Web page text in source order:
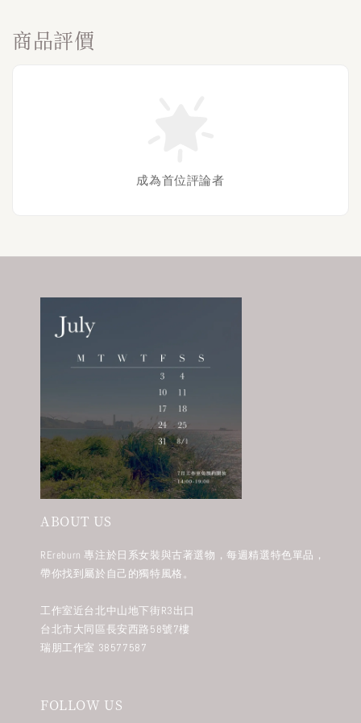
商品評價
成為首位評論者
ABOUT US
REreburn 專注於日系女裝與古著選物，每週精選特色單品，
帶你找到屬於自己的獨特風格。
工作室近台北中山地下街R3出口
台北市大同區長安西路58號7樓
瑞朋工作室 38577587
FOLLOW US